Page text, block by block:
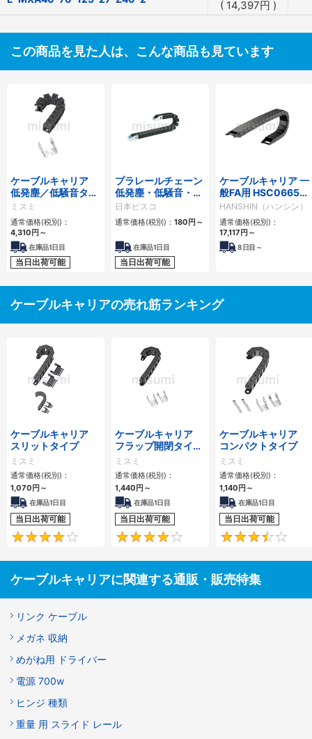
( 14,397円 )
この商品を見た人は、こんな商品も見ています
ケーブルキャリア
低発塵／低騒音タイ
プ
ミスミ
通常価格(税別)：
4,310 円 ～
在庫品1日目
当日出荷可能
プラレールチェーン
低発塵・低騒音・フ
ラップ開閉・ヒンジ
連結タイプ SCシリ
ーズ
日本ピスコ
通常価格(税別)： 180 円 ～
在庫品1日目
当日出荷可能
ケーブルキャリア 一
般FA用 HSC0665シ
リーズ
HANSHIN（ハンシン）
通常価格(税別)：
17,117 円 ～
8日目～
ケーブルキャリアの売れ筋ランキング
ケーブルキャリア
スリットタイプ
ミスミ
通常価格(税別)：
1,070 円 ～
在庫品1日目
当日出荷可能
4.1
ケーブルキャリア
フラップ開閉タイ
プ 本体＋取付金具
ミスミ
通常価格(税別)：
1,440 円 ～
在庫品1日目
当日出荷可能
4.2
ケーブルキャリア
コンパクトタイプ
ミスミ
通常価格(税別)：
1,140 円 ～
在庫品1日目
当日出荷可能
ケーブルキャリアに関連する通販・販売特集
リンク ケーブル
メガネ 収納
めがね用 ドライバー
電源 700w
ヒンジ 種類
重量 用 スライド レール